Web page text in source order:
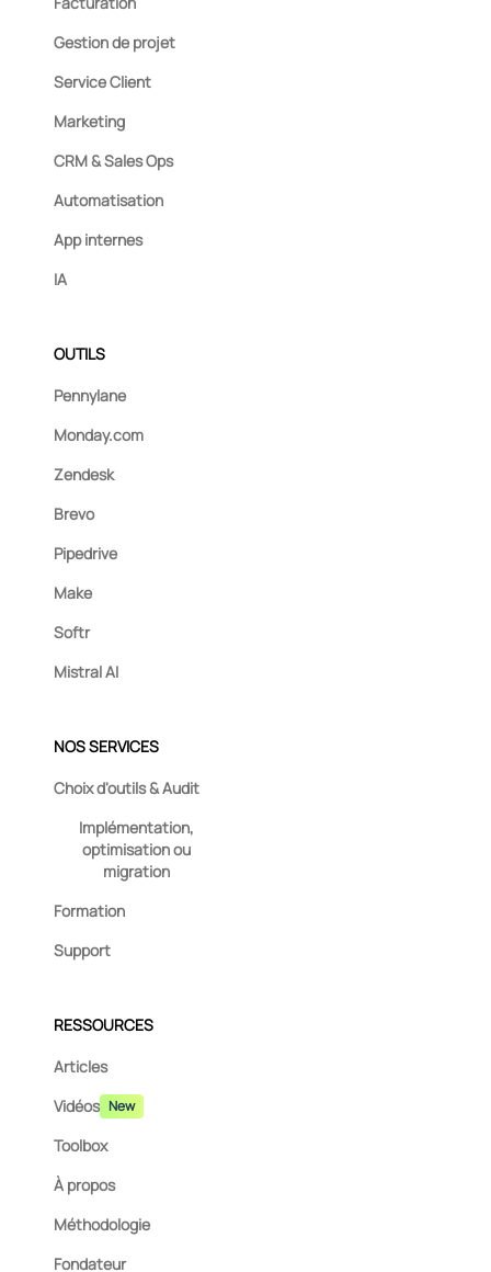
Gestion de projet
Service Client
Marketing
CRM & Sales Ops
Automatisation
App internes
IA
OUTILS
Pennylane
Monday.com
Zendesk
Brevo
Pipedrive
Make
Softr
Mistral AI
NOS SERVICES
Choix d'outils & Audit
Implémentation,
optimisation ou
migration
Formation
Support
RESSOURCES
Articles
Vidéos New
Toolbox
À propos
Méthodologie
Fondateur